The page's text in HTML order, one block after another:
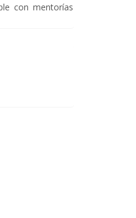
con mentorías